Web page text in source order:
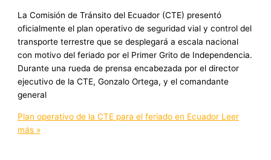
La Comisión de Tránsito del Ecuador (CTE) presentó
oficialmente el plan operativo de seguridad vial y control del
transporte terrestre que se desplegará a escala nacional
con motivo del feriado por el Primer Grito de Independencia.
Durante una rueda de prensa encabezada por el director
ejecutivo de la CTE, Gonzalo Ortega, y el comandante
general
Plan operativo de la CTE para el feriado en Ecuador Leer
más »